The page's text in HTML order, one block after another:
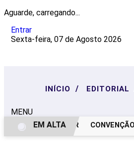
Aguarde, carregando...
Entrar
Sexta-feira, 07 de Agosto 2026
INÍCIO / EDITORIAL
MENU
NOTA DE PESAR CONVENÇÃO
EM ALTA